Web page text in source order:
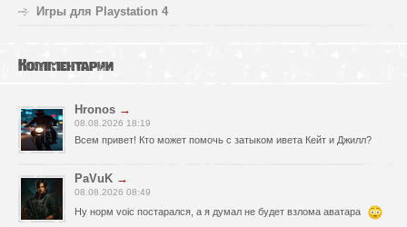
Игры для Playstation 4
Комментарии
Hronos →
08.08.2026 18:19
Всем привет! Кто может помочь с затыком ивета Кейт и Джилл?
PaVuK →
08.08.2026 08:49
Ну норм voic постарался, а я думал не будет взлома аватара